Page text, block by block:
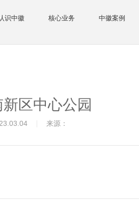
识中徽 核心业务 中徽案例
区中心公园
来源：